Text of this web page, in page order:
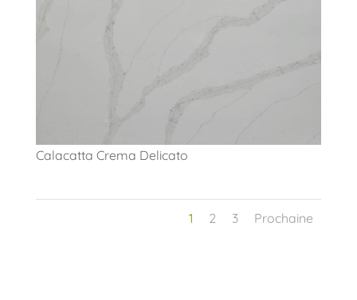
Calacatta Crema Delicato
1 2 3 Prochaine